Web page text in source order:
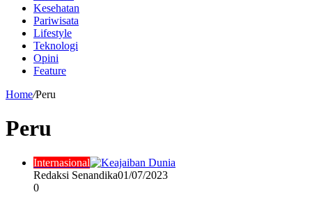
Kesehatan
Pariwisata
Lifestyle
Teknologi
Opini
Feature
Home/Peru
Peru
Internasional
Redaksi Senandika01/07/2023
0